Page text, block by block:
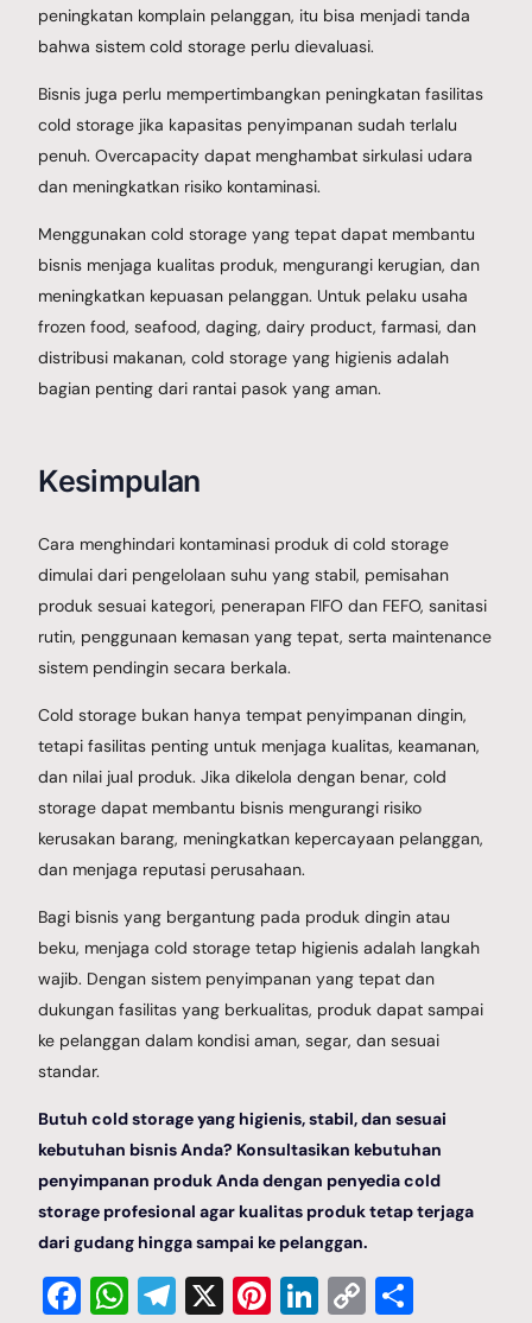
peningkatan komplain pelanggan, itu bisa menjadi tanda
bahwa sistem cold storage perlu dievaluasi.
Bisnis juga perlu mempertimbangkan peningkatan fasilitas
cold storage jika kapasitas penyimpanan sudah terlalu
penuh. Overcapacity dapat menghambat sirkulasi udara
dan meningkatkan risiko kontaminasi.
Menggunakan cold storage yang tepat dapat membantu
bisnis menjaga kualitas produk, mengurangi kerugian, dan
meningkatkan kepuasan pelanggan. Untuk pelaku usaha
frozen food, seafood, daging, dairy product, farmasi, dan
distribusi makanan, cold storage yang higienis adalah
bagian penting dari rantai pasok yang aman.
Kesimpulan
Cara menghindari kontaminasi produk di cold storage
dimulai dari pengelolaan suhu yang stabil, pemisahan
produk sesuai kategori, penerapan FIFO dan FEFO, sanitasi
rutin, penggunaan kemasan yang tepat, serta maintenance
sistem pendingin secara berkala.
Cold storage bukan hanya tempat penyimpanan dingin,
tetapi fasilitas penting untuk menjaga kualitas, keamanan,
dan nilai jual produk. Jika dikelola dengan benar, cold
storage dapat membantu bisnis mengurangi risiko
kerusakan barang, meningkatkan kepercayaan pelanggan,
dan menjaga reputasi perusahaan.
Bagi bisnis yang bergantung pada produk dingin atau
beku, menjaga cold storage tetap higienis adalah langkah
wajib. Dengan sistem penyimpanan yang tepat dan
dukungan fasilitas yang berkualitas, produk dapat sampai
ke pelanggan dalam kondisi aman, segar, dan sesuai
standar.
Butuh cold storage yang higienis, stabil, dan sesuai
kebutuhan bisnis Anda? Konsultasikan kebutuhan
penyimpanan produk Anda dengan penyedia cold
storage profesional agar kualitas produk tetap terjaga
dari gudang hingga sampai ke pelanggan.
Facebook
WhatsApp
Telegram
X Pinterest
LinkedIn
Copy